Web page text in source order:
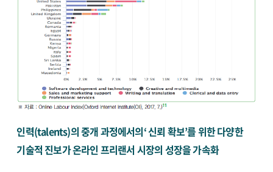
인력(talents)의 중개 과정에서의‘ 신뢰 확보’를 위한 다양한
기술적 진보가 온라인 프리랜서 시장의 성장을 가속화